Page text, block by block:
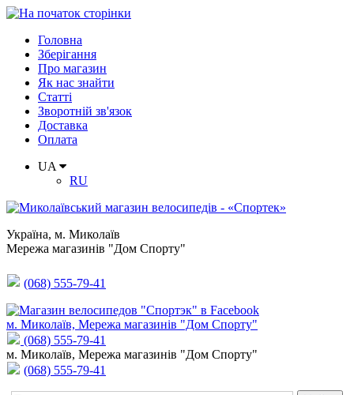
Головна
Зберігання
Про магазин
Як нас знайти
Статті
Зворотній зв'язок
Доставка
Оплата
UA
RU
Україна, м. Миколаїв
Мережа магазинів "Дом Спорту"
(068) 555-79-41
м. Миколаїв, Мережа магазинів "Дом Спорту"
(068) 555-79-41
м. Миколаїв, Мережа магазинів "Дом Спорту"
(068) 555-79-41